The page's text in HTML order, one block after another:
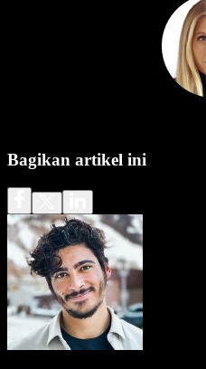
Bagikan artikel ini